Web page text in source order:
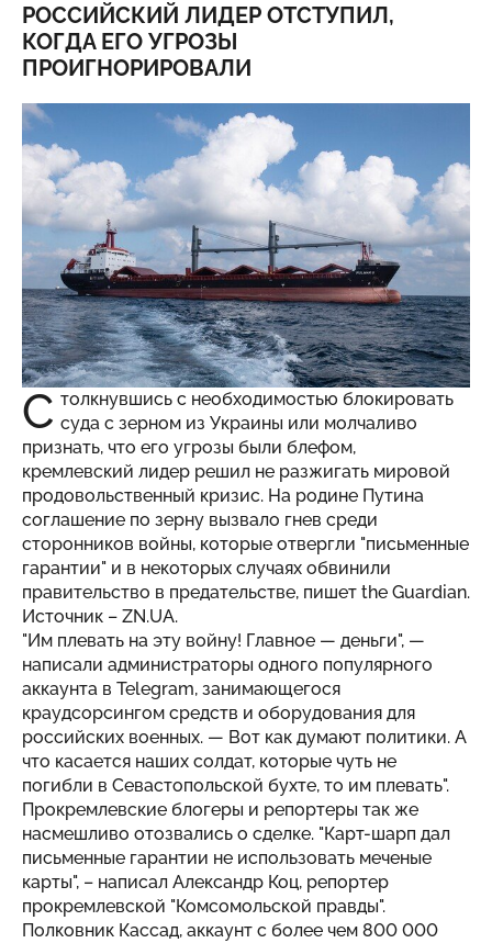
РОССИЙСКИЙ ЛИДЕР ОТСТУПИЛ,
КОГДА ЕГО УГРОЗЫ
ПРОИГНОРИРОВАЛИ
С толкнувшись с необходимостью блокировать
суда с зерном из Украины или молчаливо
признать, что его угрозы были блефом,
кремлевский лидер решил не разжигать мировой
продовольственный кризис. На родине Путина
соглашение по зерну вызвало гнев среди
сторонников войны, которые отвергли "письменные
гарантии" и в некоторых случаях обвинили
правительство в предательстве, пишет the Guardian.
Источник – ZN.UA.
"Им плевать на эту войну! Главное — деньги", —
написали администраторы одного популярного
аккаунта в Telegram, занимающегося
краудсорсингом средств и оборудования для
российских военных. — Вот как думают политики. А
что касается наших солдат, которые чуть не
погибли в Севастопольской бухте, то им плевать".
Прокремлевские блогеры и репортеры так же
насмешливо отозвались о сделке. "Карт-шарп дал
письменные гарантии не использовать меченые
карты", – написал Александр Коц, репортер
прокремлевской "Комсомольской правды".
Полковник Кассад, аккаунт с более чем 800 000